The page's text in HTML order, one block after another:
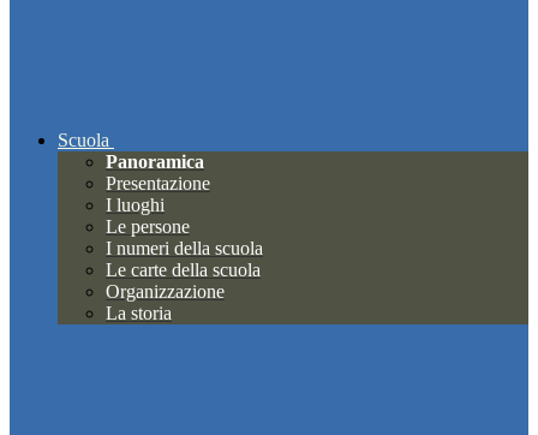
Scuola
Panoramica
Presentazione
I luoghi
Le persone
I numeri della scuola
Le carte della scuola
Organizzazione
La storia